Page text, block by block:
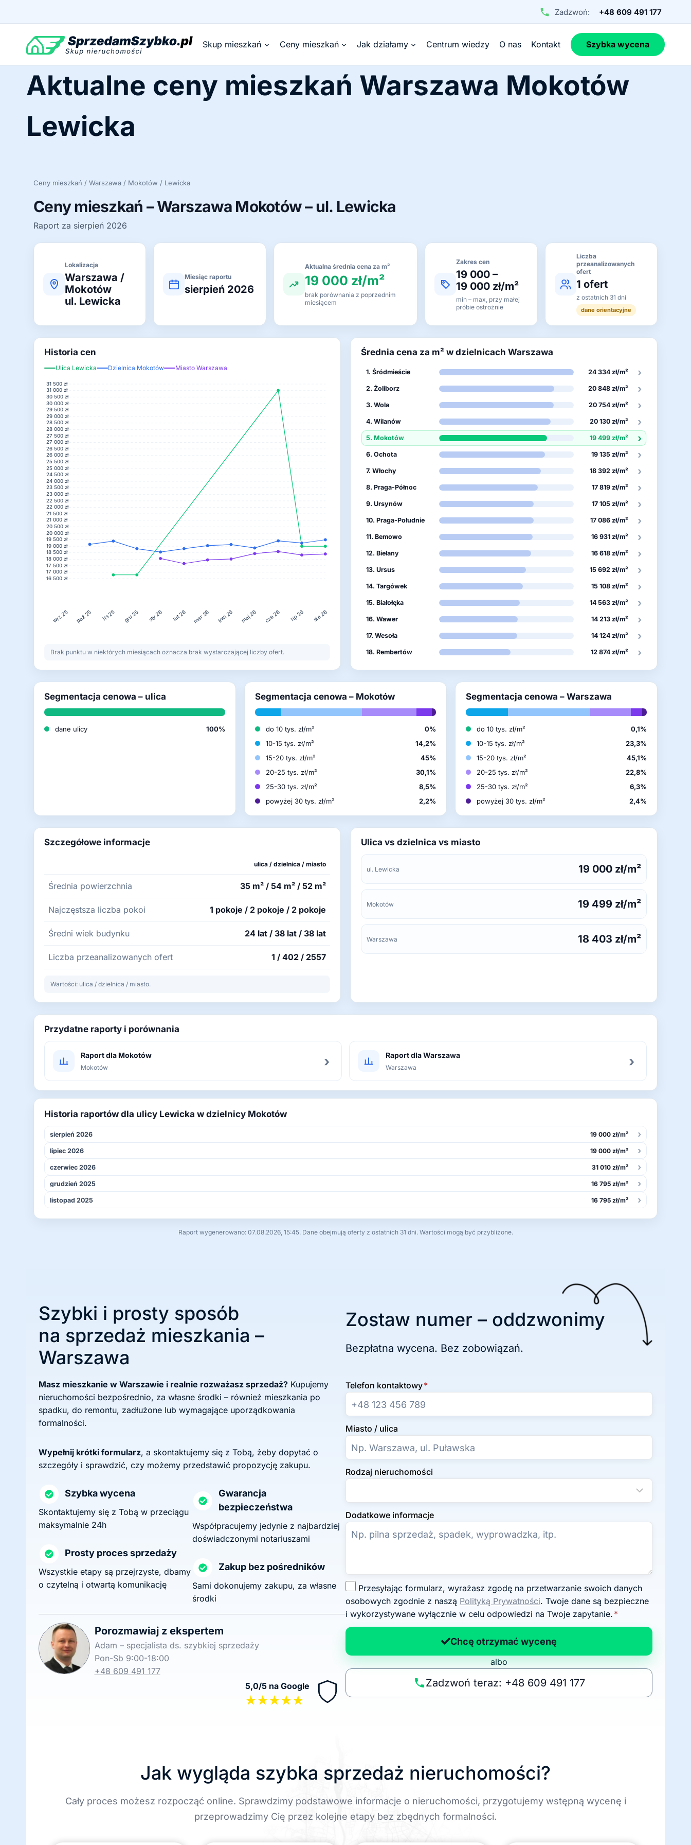
Zadzwoń: +48 609 491 177
Skup mieszkań Ceny mieszkań Jak działamy Centrum wiedzy O nas Kontakt Szybka wycena
Aktualne ceny mieszkań Warszawa Mokotów
Lewicka
Ceny mieszkań / Warszawa / Mokotów / Lewicka
Ceny mieszkań – Warszawa Mokotów – ul. Lewicka
Raport za sierpień 2026
Lokalizacja
Warszawa /
Mokotów
ul. Lewicka
Miesiąc raportu
sierpień 2026
Aktualna średnia cena za m²
19 000 zł/m²
brak porównania z poprzednim
miesiącem
Zakres cen
19 000 –
19 000 zł/m²
min – max, przy małej
próbie ostrożnie
Liczba
przeanalizowanych
ofert
1 ofert
z ostatnich 31 dni
dane orientacyjne
Historia cen
Ulica Lewicka Dzielnica Mokotów Miasto Warszawa
16 500 zł
17 000 zł
17 500 zł
18 000 zł
18 500 zł
19 000 zł
19 500 zł
20 000 zł
20 500 zł
21 000 zł
21 500 zł
22 000 zł
22 500 zł
23 000 zł
23 500 zł
24 000 zł
24 500 zł
25 000 zł
25 500 zł
26 000 zł
26 500 zł
27 000 zł
27 500 zł
28 000 zł
28 500 zł
29 000 zł
29 500 zł
30 000 zł
30 500 zł
31 000 zł
31 500 zł
wrz 25 paź 25 lis 25 gru 25 sty 26 lut 26 mar 26 kwi 26 maj 26 cze 26 lip 26 sie 26
Brak punktu w niektórych miesiącach oznacza brak wystarczającej liczby ofert.
Średnia cena za m² w dzielnicach Warszawa
1. Śródmieście 24 334 zł/m² ›
2. Żoliborz 20 848 zł/m² ›
3. Wola 20 754 zł/m² ›
4. Wilanów 20 130 zł/m² ›
5. Mokotów 19 499 zł/m² ›
6. Ochota 19 135 zł/m² ›
7. Włochy 18 392 zł/m² ›
8. Praga-Północ 17 819 zł/m² ›
9. Ursynów 17 105 zł/m² ›
10. Praga-Południe 17 086 zł/m² ›
11. Bemowo 16 931 zł/m² ›
12. Bielany 16 618 zł/m² ›
13. Ursus 15 692 zł/m² ›
14. Targówek 15 108 zł/m² ›
15. Białołęka 14 563 zł/m² ›
16. Wawer 14 213 zł/m² ›
17. Wesoła 14 124 zł/m² ›
18. Rembertów 12 874 zł/m² ›
Segmentacja cenowa – ulica
dane ulicy 100%
Segmentacja cenowa – Mokotów
do 10 tys. zł/m²
0%
10-15 tys. zł/m²
14,2%
15-20 tys. zł/m²
45%
20-25 tys. zł/m²
30,1%
25-30 tys. zł/m²
8,5%
powyżej 30 tys. zł/m²
2,2%
Segmentacja cenowa – Warszawa
do 10 tys. zł/m²
0,1%
10-15 tys. zł/m²
23,3%
15-20 tys. zł/m²
45,1%
20-25 tys. zł/m²
22,8%
25-30 tys. zł/m²
6,3%
powyżej 30 tys. zł/m²
2,4%
Szczegółowe informacje
ulica / dzielnica / miasto
Średnia powierzchnia 35 m² / 54 m² / 52 m²
Najczęstsza liczba pokoi 1 pokoje / 2 pokoje / 2 pokoje
Średni wiek budynku 24 lat / 38 lat / 38 lat
Liczba przeanalizowanych ofert 1 / 402 / 2557
Wartości: ulica / dzielnica / miasto.
Ulica vs dzielnica vs miasto
ul. Lewicka 19 000 zł/m²
Mokotów 19 499 zł/m²
Warszawa 18 403 zł/m²
Przydatne raporty i porównania
Raport dla Mokotów
Mokotów › Raport dla Warszawa
Warszawa ›
Historia raportów dla ulicy Lewicka w dzielnicy Mokotów
sierpień 2026 19 000 zł/m² ›
lipiec 2026 19 000 zł/m² ›
czerwiec 2026 31 010 zł/m² ›
grudzień 2025 16 795 zł/m² ›
listopad 2025 16 795 zł/m² ›
Raport wygenerowano: 07.08.2026, 15:45. Dane obejmują oferty z ostatnich 31 dni. Wartości mogą być przybliżone.
Szybki i prosty sposób
na sprzedaż mieszkania –
Warszawa
Masz mieszkanie w Warszawie i realnie rozważasz sprzedaż? Kupujemy
nieruchomości bezpośrednio, za własne środki – również mieszkania po
spadku, do remontu, zadłużone lub wymagające uporządkowania
formalności.
Wypełnij krótki formularz, a skontaktujemy się z Tobą, żeby dopytać o
szczegóły i sprawdzić, czy możemy przedstawić propozycję zakupu.
Szybka wycena
Skontaktujemy się z Tobą w przeciągu
maksymalnie 24h
Prosty proces sprzedaży
Wszystkie etapy są przejrzyste, dbamy
o czytelną i otwartą komunikację
Gwarancja
bezpieczeństwa
Współpracujemy jedynie z najbardziej
doświadczonymi notariuszami
Zakup bez pośredników
Sami dokonujemy zakupu, za własne
środki
Porozmawiaj z ekspertem
Adam – specjalista ds. szybkiej sprzedaży
Pon-Sb 9:00-18:00
+48 609 491 177
5,0/5 na Google
★★★★★
Zostaw numer – oddzwonimy
Bezpłatna wycena. Bez zobowiązań.
Telefon kontaktowy*
Miasto / ulica
Rodzaj nieruchomości
Dodatkowe informacje
g
o
d
n
p
o
osobowych zgodnie z naszą Polityką Prywatności. Twoje dane są bezpieczne
i wykorzystywane wyłącznie w celu odpowiedzi na Twoje zapytanie. *
Chcę otrzymać wycenę
albo
Zadzwoń teraz: +48 609 491 177
Jak wygląda szybka sprzedaż nieruchomości?
Cały proces możesz rozpocząć online. Sprawdzimy podstawowe informacje o nieruchomości, przygotujemy wstępną wycenę i
przeprowadzimy Cię przez kolejne etapy bez zbędnych formalności.